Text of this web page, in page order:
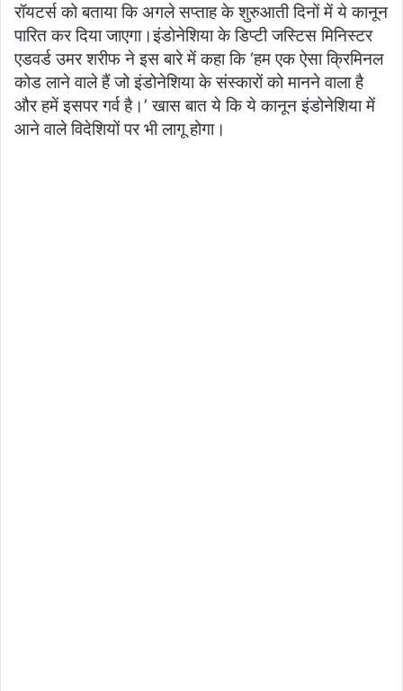
रॉयटर्स को बताया कि अगले सप्ताह के शुरुआती दिनों में ये कानून
पारित कर दिया जाएगा।इंडोनेशिया के डिप्टी जस्टिस मिनिस्टर
एडवर्ड उमर शरीफ ने इस बारे में कहा कि ‘हम एक ऐसा क्रिमिनल
कोड लाने वाले हैं जो इंडोनेशिया के संस्कारों को मानने वाला है
और हमें इसपर गर्व है।’ खास बात ये कि ये कानून इंडोनेशिया में
आने वाले विदेशियों पर भी लागू होगा।